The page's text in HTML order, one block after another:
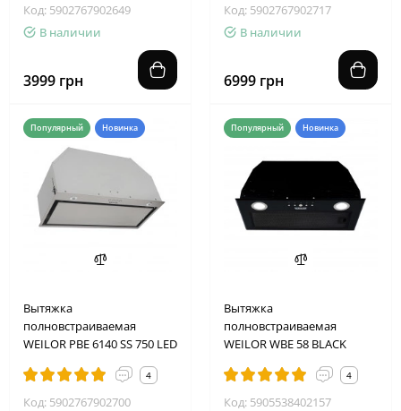
Код: 5902767902649
В наличии
3999 грн
Код: 5902767902717
В наличии
6999 грн
Популярный Новинка
Вытяжка
полновстраиваемая
WEILOR PBE 6140 SS 750 LED
4
Код: 5902767902700
Популярный Новинка
Вытяжка
полновстраиваемая
WEILOR WBE 58 BLACK
4
Код: 5905538402157